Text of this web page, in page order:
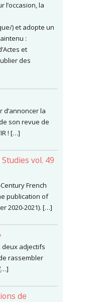
l’occasion, la
) et adopte un
:
et
des
d’annoncer la
son revue de
! […]
vol. 49
French
publication of
2020-2021). […]
deux adjectifs
rassembler
de